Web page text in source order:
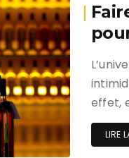
effet,
LIRE